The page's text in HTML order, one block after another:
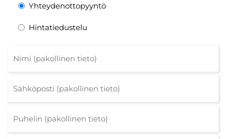
Yhteydenottopyyntö
Hintatiedustelu